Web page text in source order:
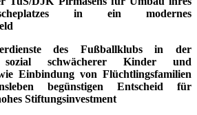
in ein modernes
des Fußballklubs in der
sozial schwächerer Kinder und
Einbindung von Flüchtlingsfamilien
begünstigen Entscheid für
Stiftungsinvestment